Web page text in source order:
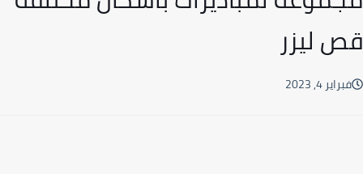
ليزر
4, 2023